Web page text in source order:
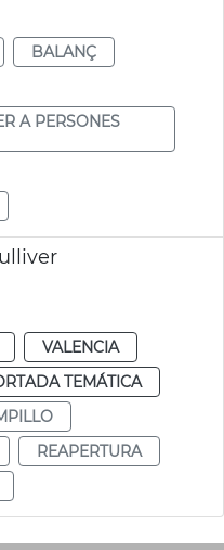
BALANÇ
A PERSONES
VALENCIA
TEMÁTICA
REAPERTURA